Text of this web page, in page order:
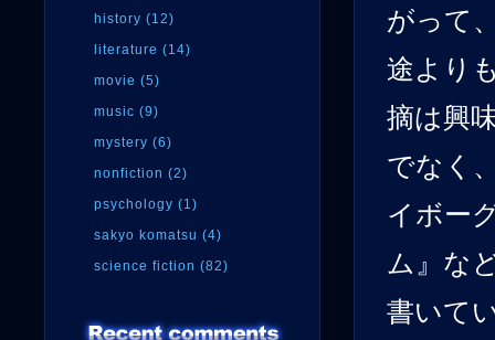
history (12)
literature (14)
movie (5)
music (9)
mystery (6)
nonfiction (2)
psychology (1)
sakyo komatsu (4)
science fiction (82)
がって
途より
摘は興
でなく
イボー
ム』な
書いて